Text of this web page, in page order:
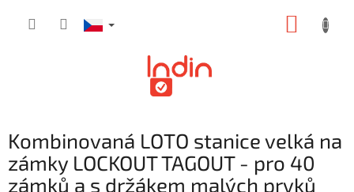
Kombinovaná LOTO stanice velká na
zámky LOCKOUT TAGOUT - pro 40
zámků a s držákem malých prvků